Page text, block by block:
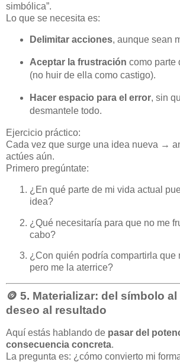
simbólica”.
Lo que se necesita es:
Delimitar acciones, aunque sean
Aceptar la frustración como parte
(no huir de ella como castigo).
Hacer espacio para el error, sin
desmantele todo.
Ejercicio práctico:
Cada vez que surge una idea nueva →
actúes aún.
Primero pregúntate:
¿En qué parte de mi vida actual
idea?
¿Qué necesitaría para que no me
cabo?
¿Con quién podría compartirla que
pero me la aterrice?
🪙 5. Materializar: del símbolo al
deseo al resultado
Aquí estás hablando de pasar del
consecuencia concreta.
La pregunta es: ¿cómo convierto mi